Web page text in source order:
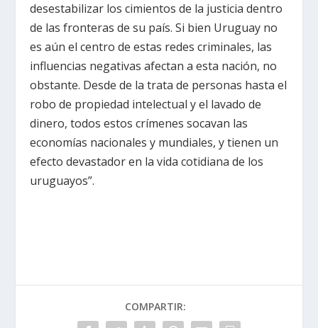
desestabilizar los cimientos de la justicia dentro
de las fronteras de su país. Si bien Uruguay no
es aún el centro de estas redes criminales, las
influencias negativas afectan a esta nación, no
obstante. Desde de la trata de personas hasta el
robo de propiedad intelectual y el lavado de
dinero, todos estos crímenes socavan las
economías nacionales y mundiales, y tienen un
efecto devastador en la vida cotidiana de los
uruguayos”.
COMPARTIR: